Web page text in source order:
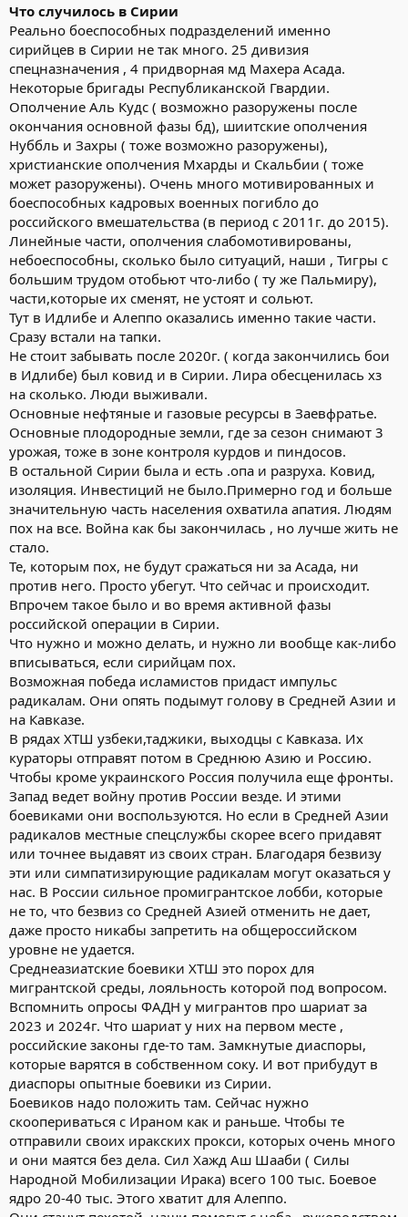
Что случилось в Сирии
Реально боеспособных подразделений именно
сирийцев в Сирии не так много. 25 дивизия
спецназначения , 4 придворная мд Махера Асада.
Некоторые бригады Республиканской Гвардии.
Ополчение Аль Кудс ( возможно разоружены после
окончания основной фазы бд), шиитские ополчения
Нуббль и Захры ( тоже возможно разоружены),
христианские ополчения Мхарды и Скальбии ( тоже
может разоружены). Очень много мотивированных и
боеспособных кадровых военных погибло до
российского вмешательства (в период с 2011г. до 2015).
Линейные части, ополчения слабомотивированы,
небоеспособны, сколько было ситуаций, наши , Тигры с
большим трудом отобьют что-либо ( ту же Пальмиру),
части,которые их сменят, не устоят и сольют.
Тут в Идлибе и Алеппо оказались именно такие части.
Сразу встали на тапки.
Не стоит забывать после 2020г. ( когда закончились бои
в Идлибе) был ковид и в Сирии. Лира обесценилась хз
на сколько. Люди выживали.
Основные нефтяные и газовые ресурсы в Заевфратье.
Основные плодородные земли, где за сезон снимают 3
урожая, тоже в зоне контроля курдов и пиндосов.
В остальной Сирии была и есть .опа и разруха. Ковид,
изоляция. Инвестиций не было.Примерно год и больше
значительную часть населения охватила апатия. Людям
пох на все. Война как бы закончилась , но лучше жить не
стало.
Те, которым пох, не будут сражаться ни за Асада, ни
против него. Просто убегут. Что сейчас и происходит.
Впрочем такое было и во время активной фазы
российской операции в Сирии.
Что нужно и можно делать, и нужно ли вообще как-либо
вписываться, если сирийцам пох.
Возможная победа исламистов придаст импульс
радикалам. Они опять подымут голову в Средней Азии и
на Кавказе.
В рядах ХТШ узбеки,таджики, выходцы с Кавказа. Их
кураторы отправят потом в Среднюю Азию и Россию.
Чтобы кроме украинского Россия получила еще фронты.
Запад ведет войну против России везде. И этими
боевиками они воспользуются. Но если в Средней Азии
радикалов местные спецслужбы скорее всего придавят
или точнее выдавят из своих стран. Благодаря безвизу
эти или симпатизирующие радикалам могут оказаться у
нас. В России сильное промигрантское лобби, которые
не то, что безвиз со Средней Азией отменить не дает,
даже просто никабы запретить на общероссийском
уровне не удается.
Среднеазиатские боевики ХТШ это порох для
мигрантской среды, лояльность которой под вопросом.
Вспомнить опросы ФАДН у мигрантов про шариат за
2023 и 2024г. Что шариат у них на первом месте ,
российские законы где-то там. Замкнутые диаспоры,
которые варятся в собственном соку. И вот прибудут в
диаспоры опытные боевики из Сирии.
Боевиков надо положить там. Сейчас нужно
скоопериваться с Ираном как и раньше. Чтобы те
отправили своих иракских прокси, которых очень много
и они маятся без дела. Сил Хажд Аш Шааби ( Силы
Народной Мобилизации Ирака) всего 100 тыс. Боевое
ядро 20-40 тыс. Этого хватит для Алеппо.